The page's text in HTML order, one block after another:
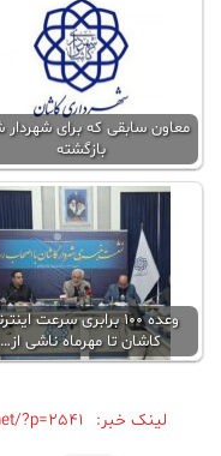
معاون سابقی که برای
بازگشته
وعده 100 برابری سرعت
کاشان تا مهرماه ناشی از…
لینک خبر: ?p=2541